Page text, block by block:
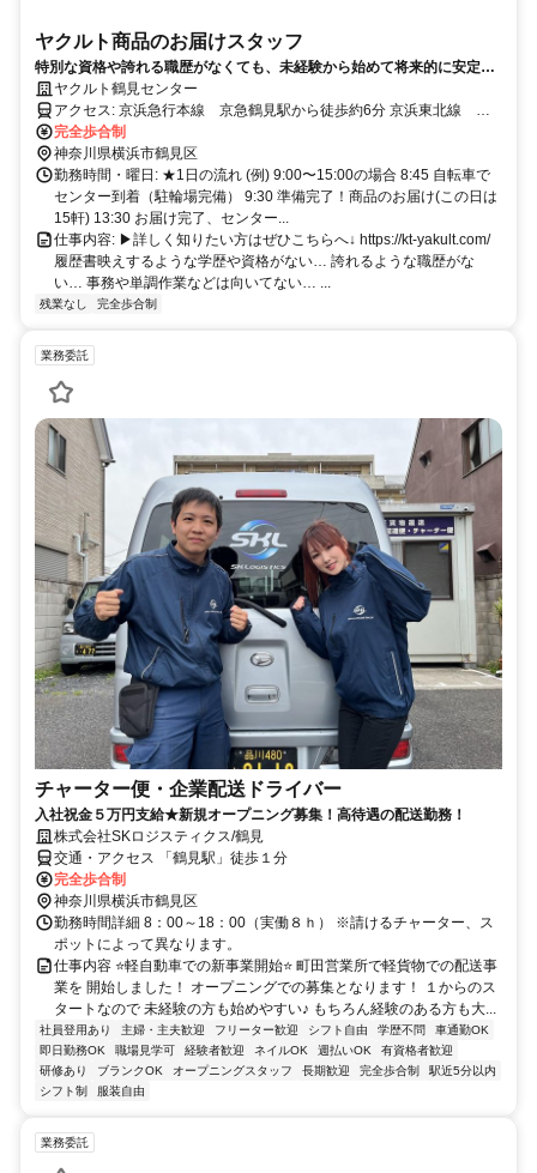
ヤクルト商品のお届けスタッフ
特別な資格や誇れる職歴がなくても、未経験から始めて将来的に安定し
た収入基盤を得られるお仕事です。お届け中は一人で気楽に、困ったと
きは仲間に相談できます。まずは見学会に！
ヤクルト鶴見センター
アクセス: 京浜急行本線 京急鶴見駅から徒歩約6分 京浜東北線 鶴
見駅から徒歩約7分
完全歩合制
神奈川県横浜市鶴見区
勤務時間・曜日: ★1日の流れ (例) 9:00〜15:00の場合 8:45 自転車で
センター到着（駐輪場完備） 9:30 準備完了！商品のお届け(この日は
15軒) 13:30 お届け完了、センター...
仕事内容: ▶詳しく知りたい方はぜひこちらへ↓ https://kt-yakult.com/
履歴書映えするような学歴や資格がない… 誇れるような職歴がな
い… 事務や単調作業などは向いてない… ...
残業なし 完全歩合制
業務委託
チャーター便・企業配送ドライバー
入社祝金５万円支給★新規オープニング募集！高待遇の配送勤務！
株式会社SKロジスティクス/鶴見
交通・アクセス 「鶴見駅」徒歩１分
完全歩合制
神奈川県横浜市鶴見区
勤務時間詳細 8：00～18：00（実働８ｈ） ※請けるチャーター、ス
ポットによって異なります。
仕事内容 ⭐軽自動車での新事業開始⭐ 町田営業所で軽貨物での配送事
業を 開始しました！ オープニングでの募集となります！ １からのス
タートなので 未経験の方も始めやすい♪ もちろん経験のある方も大...
社員登用あり 主婦・主夫歓迎 フリーター歓迎 シフト自由 学歴不問
車通勤OK
即日勤務OK
職場見学可 経験者歓迎 ネイルOK 週払いOK
有資格者歓迎
研修あり
ブランクOK オープニングスタッフ 長期歓迎 完全歩合制
駅近5分以内
シフト制
服装自由
業務委託